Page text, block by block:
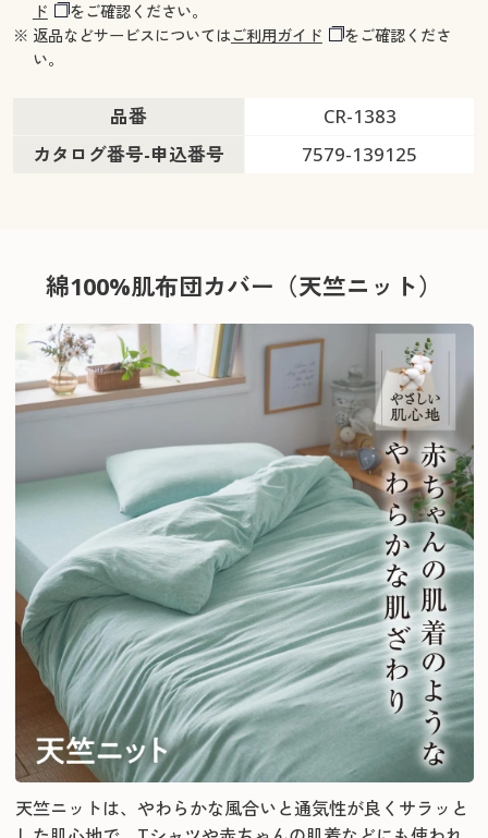
ド
をご確認ください。
※ 返品などサービスについてはご利用ガイド
をご確認くださ
い。
品番
CR-1383
カタログ番号-申込番号
7579-139125
綿100%肌布団カバー（天竺ニット）
天竺ニットは、やわらかな風合いと通気性が良くサラッと